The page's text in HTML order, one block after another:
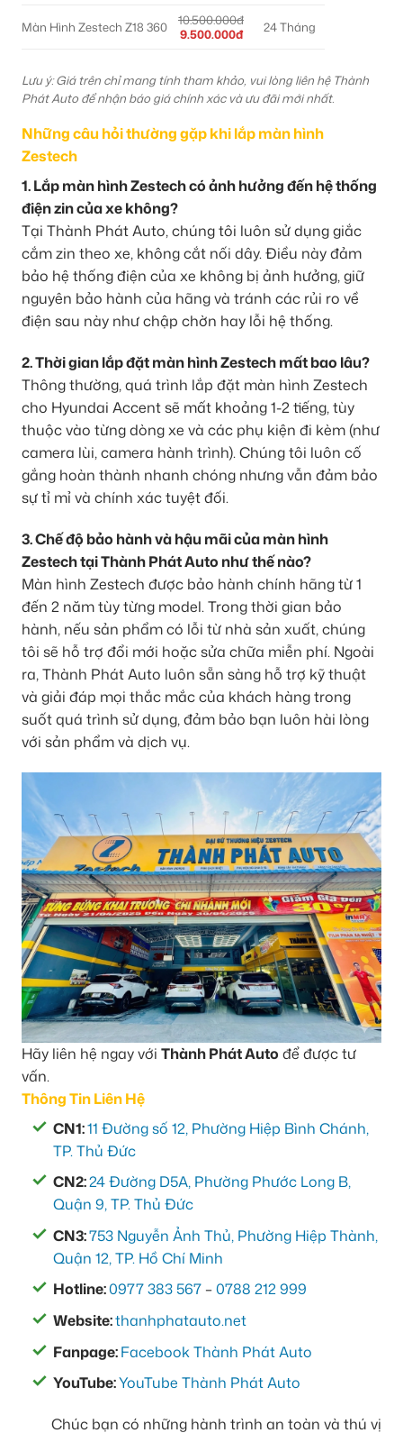
Màn Hình Zestech Z18 360
10.500.000đ
9.500.000đ
24 Tháng
Lưu ý: Giá trên chỉ mang tính tham khảo, vui lòng liên hệ Thành
Phát Auto để nhận báo giá chính xác và ưu đãi mới nhất.
Những câu hỏi thường gặp khi lắp màn hình
Zestech
1. Lắp màn hình Zestech có ảnh hưởng đến hệ thống
điện zin của xe không?
Tại Thành Phát Auto, chúng tôi luôn sử dụng giắc
cắm zin theo xe, không cắt nối dây. Điều này đảm
bảo hệ thống điện của xe không bị ảnh hưởng, giữ
nguyên bảo hành của hãng và tránh các rủi ro về
điện sau này như chập chờn hay lỗi hệ thống.
2. Thời gian lắp đặt màn hình Zestech mất bao lâu?
Thông thường, quá trình lắp đặt màn hình Zestech
cho Hyundai Accent sẽ mất khoảng 1-2 tiếng, tùy
thuộc vào từng dòng xe và các phụ kiện đi kèm (như
camera lùi, camera hành trình). Chúng tôi luôn cố
gắng hoàn thành nhanh chóng nhưng vẫn đảm bảo
sự tỉ mỉ và chính xác tuyệt đối.
3. Chế độ bảo hành và hậu mãi của màn hình
Zestech tại Thành Phát Auto như thế nào?
Màn hình Zestech được bảo hành chính hãng từ 1
đến 2 năm tùy từng model. Trong thời gian bảo
hành, nếu sản phẩm có lỗi từ nhà sản xuất, chúng
tôi sẽ hỗ trợ đổi mới hoặc sửa chữa miễn phí. Ngoài
ra, Thành Phát Auto luôn sẵn sàng hỗ trợ kỹ thuật
và giải đáp mọi thắc mắc của khách hàng trong
suốt quá trình sử dụng, đảm bảo bạn luôn hài lòng
với sản phẩm và dịch vụ.
Hãy liên hệ ngay với Thành Phát Auto để được tư
vấn.
Thông Tin Liên Hệ
CN1:11 Đường số 12, Phường Hiệp Bình Chánh,
TP. Thủ Đức
CN2:24 Đường D5A, Phường Phước Long B,
Quận 9, TP. Thủ Đức
CN3:753 Nguyễn Ảnh Thủ, Phường Hiệp Thành,
Quận 12, TP. Hồ Chí Minh
Hotline:0977 383 567 –0788 212 999
Website:thanhphatauto.net
Fanpage:Facebook Thành Phát Auto
YouTube:YouTube Thành Phát Auto
Chúc bạn có những hành trình an toàn và thú vị